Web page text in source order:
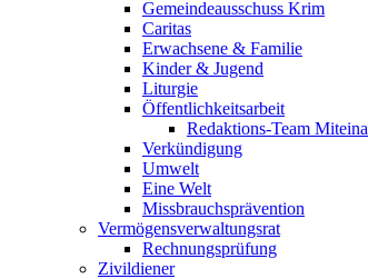
Gemeindeausschuss Krim
Caritas
Erwachsene & Familie
Kinder & Jugend
Liturgie
Öffentlichkeitsarbeit
Redaktions-Team
Verkündigung
Umwelt
Eine Welt
Missbrauchsprävention
Vermögensverwaltungsrat
Rechnungsprüfung
Zivildiener